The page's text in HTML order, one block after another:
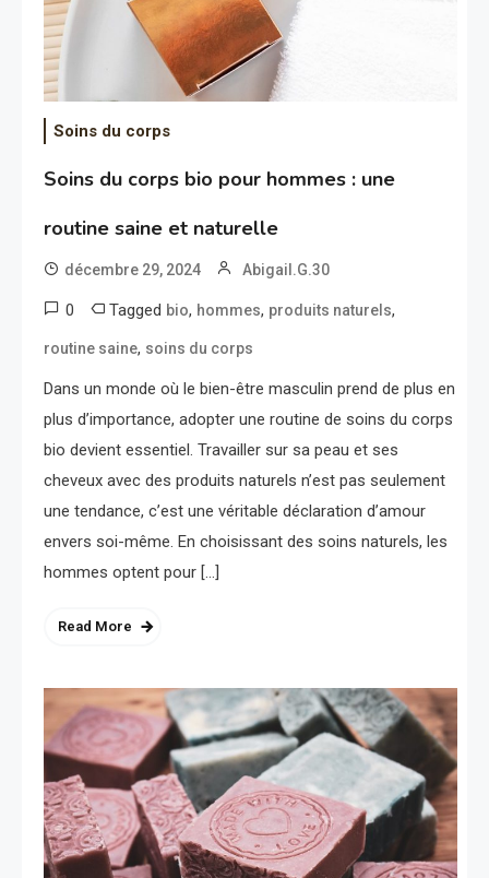
Soins du corps
Soins du corps bio pour hommes : une
routine saine et naturelle
décembre 29, 2024 Abigail.G.30
0 Tagged bio, hommes, produits naturels,
routine saine, soins du corps
Dans un monde où le bien-être masculin prend de plus en
plus d’importance, adopter une routine de soins du corps
bio devient essentiel. Travailler sur sa peau et ses
cheveux avec des produits naturels n’est pas seulement
une tendance, c’est une véritable déclaration d’amour
envers soi-même. En choisissant des soins naturels, les
hommes optent pour […]
Read More